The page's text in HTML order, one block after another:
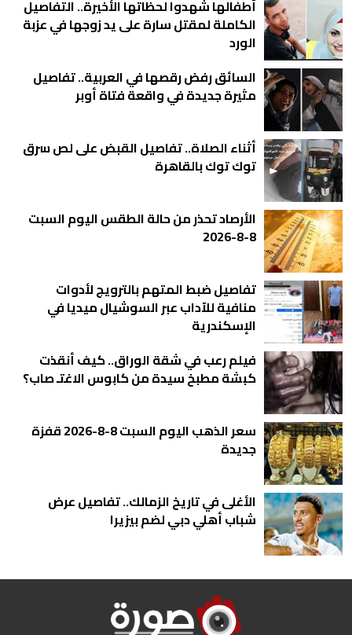
أطفالها شهدوا لحظاتها الأخيرة.. التفاصيل
الكاملة لمقتل سارة على يد زوجها في عزبة
الورد
السائق رفض رقصها في العربية.. تفاصيل
مثيرة جديدة في واقعة فتاة أوبر
أثناء الصلاة.. تفاصيل القبض على لص سرق
توك توك بالقاهرة
الأرصاد تحذر من حالة الطقس اليوم السبت
8-8-2026
تفاصيل ضبط المتهم بالترويج لأدوات
منافية للآداب عبر السوشيال ميديا في
الإسكندرية
فيلم رعب في شقة الوراق.. كيف أنقذت
كبشة مطبخ سيدة من كابوس الاغتـ صاب؟
سعر الذهب اليوم السبت 8-8-2026 قفزة
جديدة
الأغلى في تاريخ الزمالك.. تفاصيل عرض
شباب أهلي دبي لضم بيزيرا